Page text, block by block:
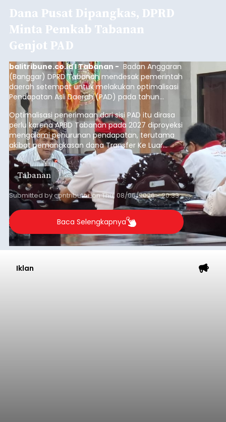
Dana Pusat Dipangkas, DPRD
Minta Pemkab Tabanan
Genjot PAD
balitribune.co.id I Tabanan - Badan Anggaran
(Banggar) DPRD Tabanan mendesak pemerintah
daerah setempat untuk melakukan optimalisasi
Pendapatan Asli Daerah (PAD) pada tahun
anggaran 2027.
Optimalisasi penerimaan dari sisi PAD itu dirasa
perlu karena APBD Tabanan pada 2027 diproyeksi
mengalami penurunan pendapatan, terutama
akibat pemangkasan dana Transfer Ke Luar
Daerah (TKD) dari pemerintah pusat.
Tabanan
Submitted bycontributoronThu, 08/06/2026 - 20:33
Baca Selengkapnya
Iklan